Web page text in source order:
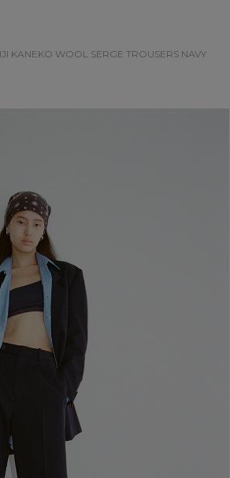
KANEKO WOOL SERGE TROUSERS NAVY